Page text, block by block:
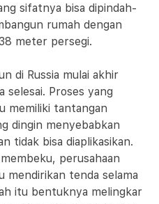
sifatnya bisa dipindah-
rumah dengan
meter persegi.
di Russia mulai akhir
selesai. Proses yang
memiliki tantangan
dingin menyebabkan
tidak bisa diaplikasikan.
perusahaan
mendirikan tenda selama
itu bentuknya melingkar